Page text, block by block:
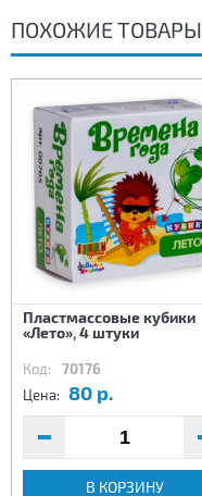
ПОХОЖИЕ ТОВАРЫ
Пластмассовые кубики
«Лето», 4 штуки
Код: 70176
Цена: 80 р.
В КОРЗИНУ